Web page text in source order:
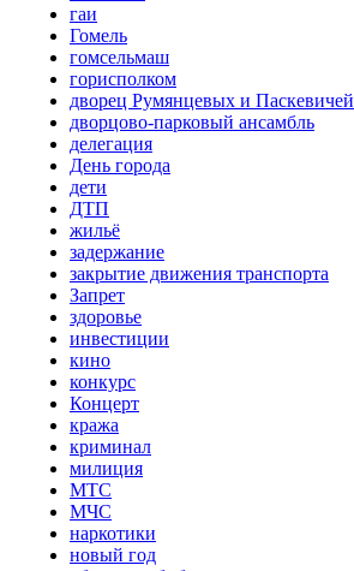
гаи
Гомель
гомсельмаш
горисполком
дворец Румянцевых и Паскевичей
дворцово-парковый ансамбль
делегация
День города
дети
ДТП
жильё
задержание
закрытие движения транспорта
Запрет
здоровье
инвестиции
кино
конкурс
Концерт
кража
криминал
милиция
МТС
МЧС
наркотики
новый год